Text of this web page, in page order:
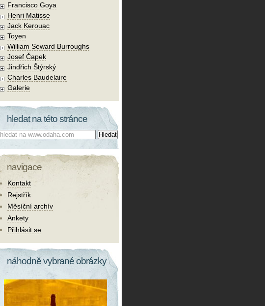
Francisco Goya
Henri Matisse
Jack Kerouac
Toyen
William Seward Burroughs
Josef Čapek
Jindřich Štýrský
Charles Baudelaire
Galerie
hledat na této stránce
Co hledat:
navigace
Kontakt
Rejstřík
Měsíční archív
Ankety
Přihlásit se
náhodně vybrané obrázky